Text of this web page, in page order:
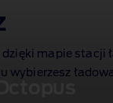
mapie
wybierzesz